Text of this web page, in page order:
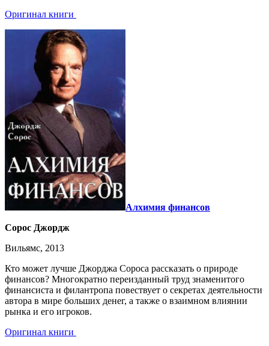
Оригинал книги
Алхимия финансов
Сорос Джордж
Вильямс, 2013
Кто может лучше Джорджа Сороса рассказать о природе
финансов? Многократно переизданный труд знаменитого
финансиста и филантропа повествует о секретах деятельности
автора в мире больших денег, а также о взаимном влиянии
рынка и его игроков.
Оригинал книги